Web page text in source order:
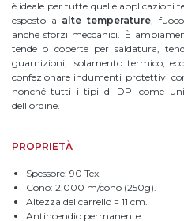
è ideale per tutte quelle applicazioni
esposto a alte temperature,
anche sforzi meccanici. È
tende o coperte per saldatura,
guarnizioni, isolamento termico,
confezionare indumenti protettivi
nonché tutti i tipi di DPI come
dell'ordine.
PROPRIETÀ
Spessore: 90 Tex.
Cono: 2.000 m/cono (250g).
Altezza del carrello = 11 cm.
Antincendio permanente.